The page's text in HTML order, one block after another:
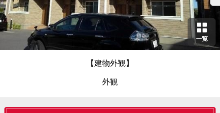
一覧
【建物外観】
外観